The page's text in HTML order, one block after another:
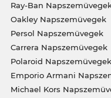
Ray-Ban
Oakley Napszemüvegek
Persol Napszemüvegek
Carrera Napszemüvegek
Polaroid Napszemüvegek
Emporio Armani
Michael Kors